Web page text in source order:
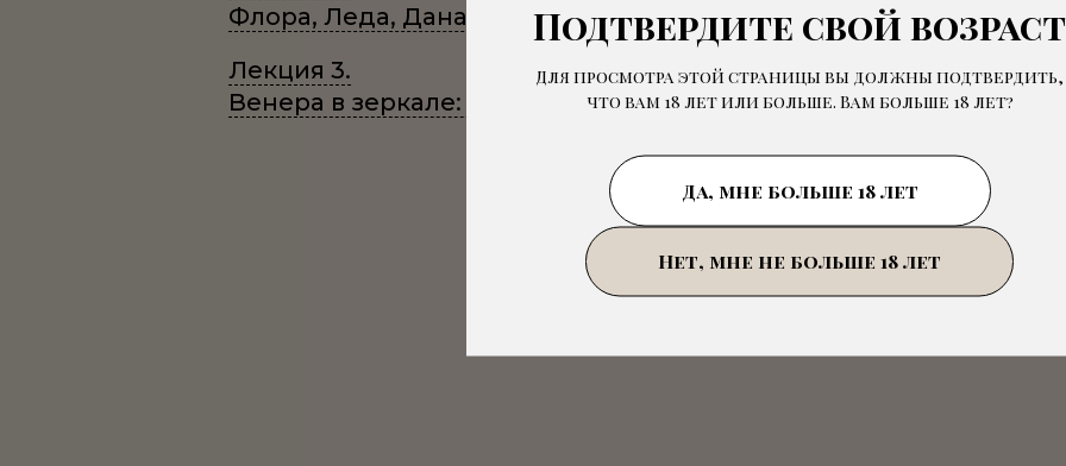
Подтвердите свой возраст
Для просмотра этой страницы вы должны подтвердить,
что вам 18 лет или больше. Вам больше 18 лет?
Да, мне больше 18 лет
Нет, мне не больше 18 лет
Флора, Леда, Даная: чувственные женские образы в искусстве
Лекция 3.
Венера в зеркале: женский портрет итальянского Ренессанса.
Пройти квиз по курсу